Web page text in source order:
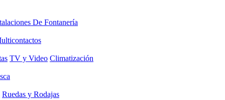
De Fontanería
TV y Video Climatización
Ruedas y Rodajas